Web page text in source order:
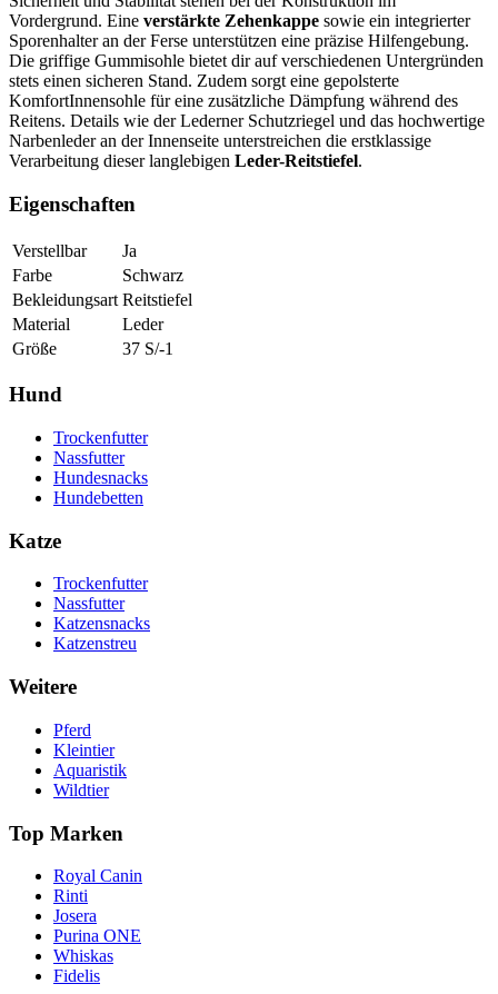
Vordergrund. Eine verstärkte Zehenkappe sowie ein integrierter
Sporenhalter an der Ferse unterstützen eine präzise Hilfengebung.
Die griffige Gummisohle bietet dir auf verschiedenen Untergründen
stets einen sicheren Stand. Zudem sorgt eine gepolsterte
KomfortInnensohle für eine zusätzliche Dämpfung während des
Reitens. Details wie der Lederner Schutzriegel und das hochwertige
Narbenleder an der Innenseite unterstreichen die erstklassige
Verarbeitung dieser langlebigen Leder-Reitstiefel.
Eigenschaften
Verstellbar
Ja
Farbe
Schwarz
Bekleidungsart Reitstiefel
Material
Leder
Größe
37 S/-1
Hund
Trockenfutter
Nassfutter
Hundesnacks
Hundebetten
Katze
Trockenfutter
Nassfutter
Katzensnacks
Katzenstreu
Weitere
Pferd
Kleintier
Aquaristik
Wildtier
Top Marken
Royal Canin
Rinti
Josera
Purina ONE
Whiskas
Fidelis